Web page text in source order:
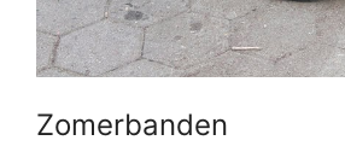
Zomerbanden